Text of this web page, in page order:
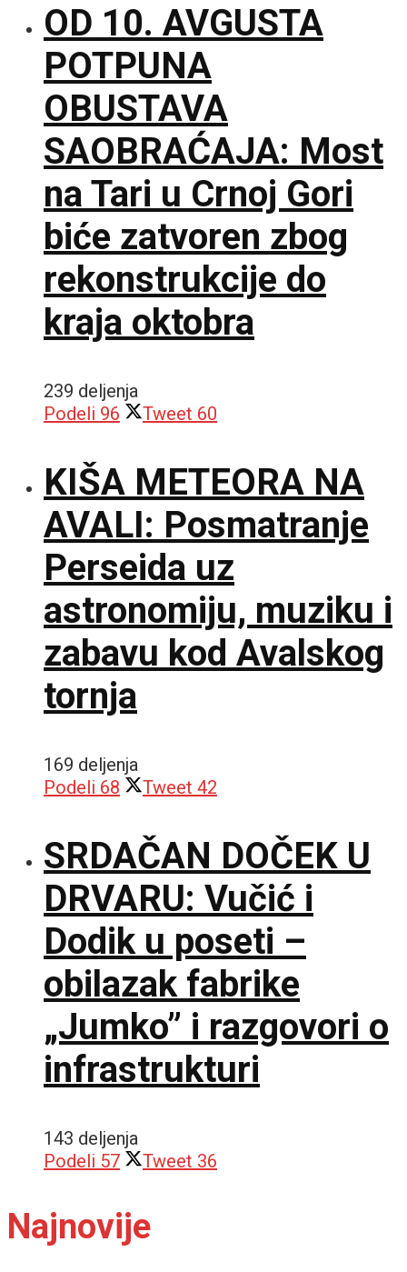
OD 10. AVGUSTA
POTPUNA
OBUSTAVA
SAOBRAĆAJA: Most
na Tari u Crnoj Gori
biće zatvoren zbog
rekonstrukcije do
kraja oktobra
239 deljenja
Podeli 96 Tweet 60
KIŠA METEORA NA
AVALI: Posmatranje
Perseida uz
astronomiju, muziku i
zabavu kod Avalskog
tornja
169 deljenja
Podeli 68 Tweet 42
SRDAČAN DOČEK U
DRVARU: Vučić i
Dodik u poseti –
obilazak fabrike
„Jumko” i razgovori o
infrastrukturi
143 deljenja
Podeli 57 Tweet 36
Najnovije